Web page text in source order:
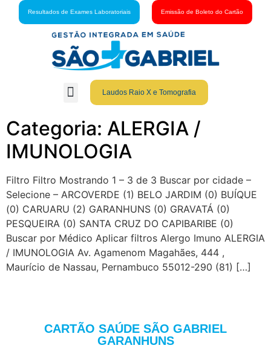
Resultados de Exames Laboratoriais Emissão de Boleto do Cartão
Laudos Raio X e Tomografia
Categoria: ALERGIA /
IMUNOLOGIA
Filtro Filtro Mostrando 1 – 3 de 3 Buscar por cidade –
Selecione – ARCOVERDE (1) BELO JARDIM (0) BUÍQUE
(0) CARUARU (2) GARANHUNS (0) GRAVATÁ (0)
PESQUEIRA (0) SANTA CRUZ DO CAPIBARIBE (0)
Buscar por Médico Aplicar filtros Alergo Imuno ALERGIA
/ IMUNOLOGIA Av. Agamenom Magahães, 444 ,
Maurício de Nassau, Pernambuco 55012-290 (81) […]
CARTÃO SAÚDE SÃO GABRIEL
GARANHUNS